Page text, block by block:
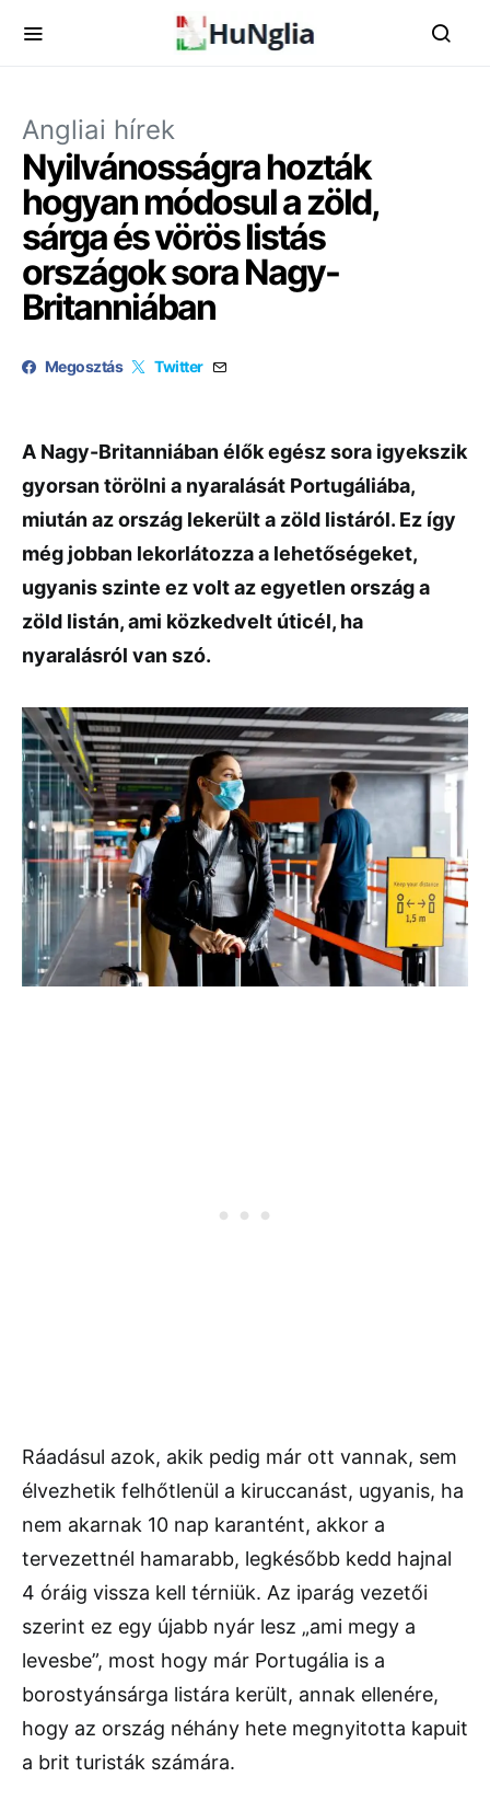
Angliai hírek
Nyilvánosságra hozták
hogyan módosul a zöld,
sárga és vörös listás
országok sora Nagy-
Britanniában
Megosztás Twitter
A Nagy-Britanniában élők egész sora igyekszik
gyorsan törölni a nyaralását Portugáliába,
miután az ország lekerült a zöld listáról. Ez így
még jobban lekorlátozza a lehetőségeket,
ugyanis szinte ez volt az egyetlen ország a
zöld listán, ami közkedvelt úticél, ha
nyaralásról van szó.
Ráadásul azok, akik pedig már ott vannak, sem
élvezhetik felhőtlenül a kiruccanást, ugyanis, ha
nem akarnak 10 nap karantént, akkor a
tervezettnél hamarabb, legkésőbb kedd hajnal
4 óráig vissza kell térniük. Az iparág vezetői
szerint ez egy újabb nyár lesz „ami megy a
levesbe”, most hogy már Portugália is a
borostyánsárga listára került, annak ellenére,
hogy az ország néhány hete megnyitotta kapuit
a brit turisták számára.